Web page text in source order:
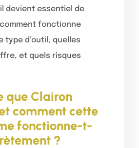
devient essentiel de
fonctionne
type d’outil, quelles
et quels risques
que Clairon
comment cette
fonctionne-t-
?